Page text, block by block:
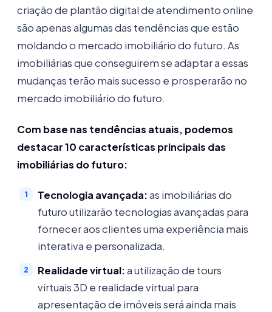
criação de plantão digital de atendimento online
são apenas algumas das tendências que estão
moldando o mercado imobiliário do futuro. As
imobiliárias que conseguirem se adaptar a essas
mudanças terão mais sucesso e prosperarão no
mercado imobiliário do futuro.
Com base nas tendências atuais, podemos
destacar 10 características principais das
imobiliárias do futuro:
Tecnologia avançada:as imobiliárias do
futuro utilizarão tecnologias avançadas para
fornecer aos clientes uma experiência mais
interativa e personalizada.
Realidade virtual:a utilização de tours
virtuais 3D e realidade virtual para
apresentação de imóveis será ainda mais